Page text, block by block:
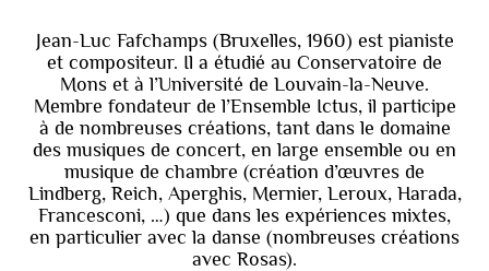
Jean-Luc Fafchamps (Bruxelles, 1960) est pianiste
et compositeur. Il a étudié au Conservatoire de
Mons et à l’Université de Louvain-la-Neuve.
Membre fondateur de l’Ensemble Ictus, il participe
à de nombreuses créations, tant dans le domaine
des musiques de concert, en large ensemble ou en
musique de chambre (création d’œuvres de
Lindberg, Reich, Aperghis, Mernier, Leroux, Harada,
Francesconi, …) que dans les expériences mixtes,
en particulier avec la danse (nombreuses créations
avec Rosas).